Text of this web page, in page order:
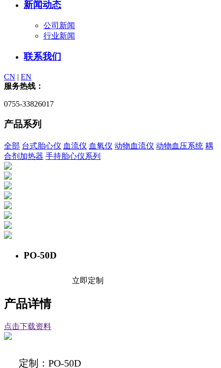
新闻动态
公司新闻
行业新闻
联系我们
CN | EN
服务热线：
0755-33826017
产品系列
全部 台式胎心仪 血流仪 血氧仪 动物血流仪 动物血压系统 耦
合剂加热器 手持胎心仪系列
PO-50D
立即定制
产品详情
点击下载资料
定制：PO-50D